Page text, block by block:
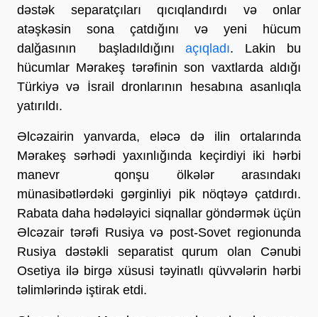
dəstək separatçıları qıcıqlandırdı və onlar
atəşkəsin sona çatdığını və yeni hücum
dalğasının başladıldığını açıqladı. Lakin bu
hücumlar Mərakeş tərəfinin son vaxtlarda aldığı
Türkiyə və İsrail dronlarının hesabına asanlıqla
yatırıldı.
Əlcəzairin yanvarda, eləcə də ilin ortalarında
Mərakeş sərhədi yaxınlığında keçirdiyi iki hərbi
manevr qonşu ölkələr arasındakı
münasibətlərdəki gərginliyi pik nöqtəyə çatdırdı.
Rabata daha hədələyici siqnallar göndərmək üçün
Əlcəzair tərəfi Rusiya və post-Sovet regionunda
Rusiya dəstəkli separatist qurum olan Cənubi
Osetiya ilə birgə xüsusi təyinatlı qüvvələrin hərbi
təlimlərində iştirak etdi.